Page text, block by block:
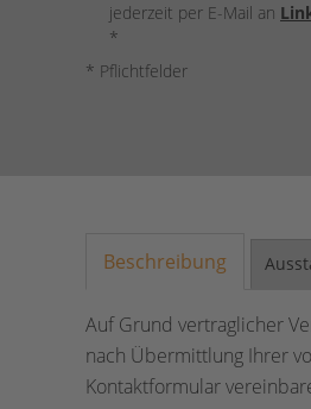
jederzeit per E-Mail an
*
* Pflichtfelder
Beschreibung
Auf Grund vertraglicher
nach Übermittlung Ihrer
Kontaktformular